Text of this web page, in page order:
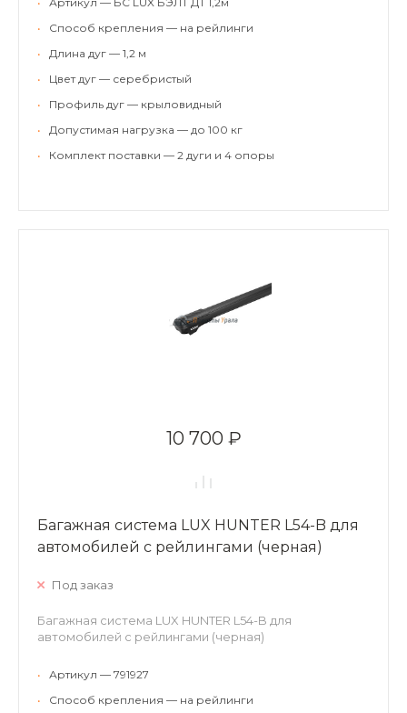
•
Способ крепления — на рейлинги
•
Длина дуг — 1,2 м
•
Цвет дуг — серебристый
•
Профиль дуг — крыловидный
•
Допустимая нагрузка — до 100 кг
•
Комплект поставки — 2 дуги и 4 опоры
10 700 ₽
Багажная система LUX HUNTER L54-B для
автомобилей с рейлингами (черная)
Под заказ
Багажная система LUX HUNTER L54-B для
автомобилей с рейлингами (черная)
•
Артикул — 791927
•
Способ крепления — на рейлинги